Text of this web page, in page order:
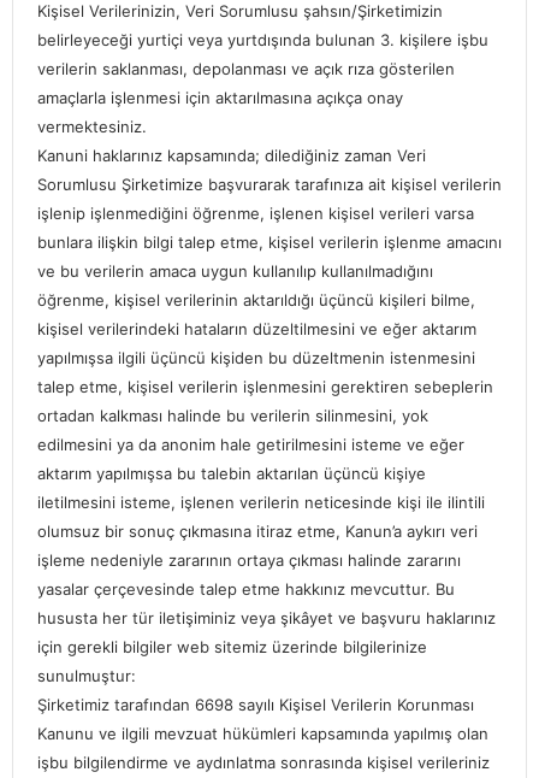
Kişisel Verilerinizin, Veri Sorumlusu şahsın/Şirketimizin
belirleyeceği yurtiçi veya yurtdışında bulunan 3. kişilere işbu
verilerin saklanması, depolanması ve açık rıza gösterilen
amaçlarla işlenmesi için aktarılmasına açıkça onay
vermektesiniz.
Kanuni haklarınız kapsamında; dilediğiniz zaman Veri
Sorumlusu Şirketimize başvurarak tarafınıza ait kişisel verilerin
işlenip işlenmediğini öğrenme, işlenen kişisel verileri varsa
bunlara ilişkin bilgi talep etme, kişisel verilerin işlenme amacını
ve bu verilerin amaca uygun kullanılıp kullanılmadığını
öğrenme, kişisel verilerinin aktarıldığı üçüncü kişileri bilme,
kişisel verilerindeki hataların düzeltilmesini ve eğer aktarım
yapılmışsa ilgili üçüncü kişiden bu düzeltmenin istenmesini
talep etme, kişisel verilerin işlenmesini gerektiren sebeplerin
ortadan kalkması halinde bu verilerin silinmesini, yok
edilmesini ya da anonim hale getirilmesini isteme ve eğer
aktarım yapılmışsa bu talebin aktarılan üçüncü kişiye
iletilmesini isteme, işlenen verilerin neticesinde kişi ile ilintili
olumsuz bir sonuç çıkmasına itiraz etme, Kanun’a aykırı veri
işleme nedeniyle zararının ortaya çıkması halinde zararını
yasalar çerçevesinde talep etme hakkınız mevcuttur. Bu
hususta her tür iletişiminiz veya şikâyet ve başvuru haklarınız
için gerekli bilgiler web sitemiz üzerinde bilgilerinize
sunulmuştur:
Şirketimiz tarafından 6698 sayılı Kişisel Verilerin Korunması
Kanunu ve ilgili mevzuat hükümleri kapsamında yapılmış olan
işbu bilgilendirme ve aydınlatma sonrasında kişisel verileriniz